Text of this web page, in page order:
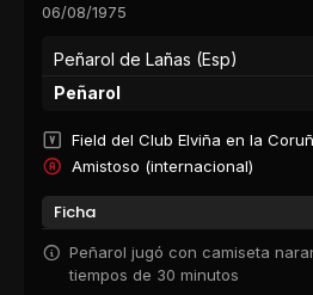
06/08/1975
Peñarol de Lañas (Esp)
Peñarol
Field del Club Elviña en la
Amistoso (internacional)
Ficha
Peñarol jugó con camiseta
tiempos de 30 minutos